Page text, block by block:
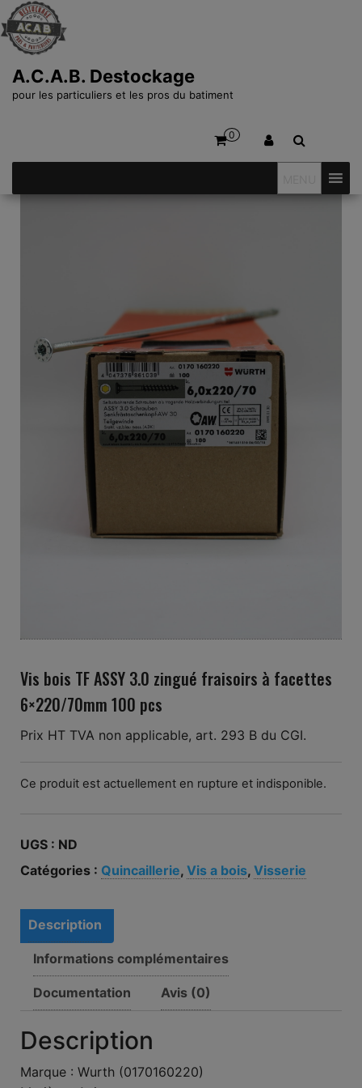
A.C.A.B. Destockage
pour les particuliers et les pros du batiment
0
Vis bois TF ASSY 3.0 zingué fraisoirs à facettes
6×220/70mm 100 pcs
Prix HT TVA non applicable, art. 293 B du CGI.
Ce produit est actuellement en rupture et indisponible.
UGS : ND
Catégories : Quincaillerie, Vis a bois, Visserie
Description
Informations complémentaires
Documentation Avis (0)
Description
Marque : Wurth (0170160220)